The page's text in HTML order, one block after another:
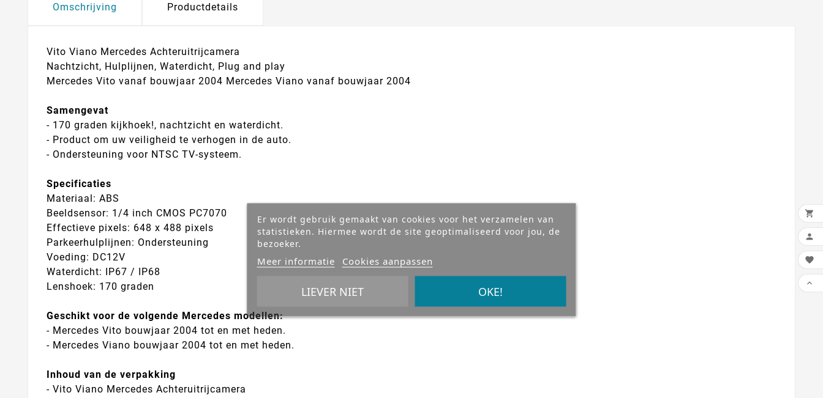
Omschrijving Productdetails
Vito Viano Mercedes Achteruitrijcamera
Nachtzicht, Hulplijnen, Waterdicht, Plug and play
Mercedes Vito vanaf bouwjaar 2004 Mercedes Viano vanaf bouwjaar 2004
Samengevat
- 170 graden kijkhoek!, nachtzicht en waterdicht.
- Product om uw veiligheid te verhogen in de auto.
- Ondersteuning voor NTSC TV-systeem.
Specificaties
Materiaal: ABS
Beeldsensor: 1/4 inch CMOS PC7070
Effectieve pixels: 648 x 488 pixels
Parkeerhulplijnen: Ondersteuning
Voeding: DC12V
Waterdicht: IP67 / IP68
Lenshoek: 170 graden
Geschikt voor de volgende Mercedes modellen:
- Mercedes Vito bouwjaar 2004 tot en met heden.
- Mercedes Viano bouwjaar 2004 tot en met heden.
Inhoud van de verpakking
- Vito Viano Mercedes Achteruitrijcamera
Er wordt gebruik gemaakt van cookies voor het verzamelen van
statistieken. Hiermee wordt de site geoptimaliseerd voor jou, de
bezoeker.
Meer informatie Cookies aanpassen
LIEVER NIET OKE!



